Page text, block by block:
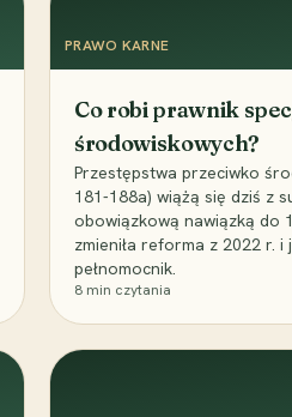
PRAWO KARNE
Co robi prawnik
środowiskowych?
Przestępstwa przeciwko
181-188a) wiążą się dziś z
obowiązkową nawiązką do
zmieniła reforma z 2022 r.
pełnomocnik.
8 min czytania